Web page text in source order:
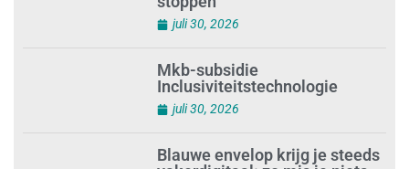
met concurrerende
schoonmaakdiensten
Aantal nieuwe